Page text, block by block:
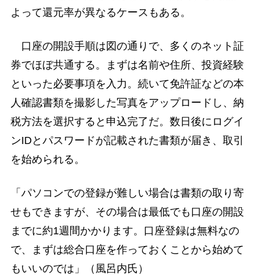
よって還元率が異なるケースもある。
口座の開設手順は図の通りで、多くのネット証
券でほぼ共通する。まずは名前や住所、投資経験
といった必要事項を入力。続いて免許証などの本
人確認書類を撮影した写真をアップロードし、納
税方法を選択すると申込完了だ。数日後にログイ
ンIDとパスワードが記載された書類が届き、取引
を始められる。
「パソコンでの登録が難しい場合は書類の取り寄
せもできますが、その場合は最低でも口座の開設
までに約1週間かかります。口座登録は無料なの
で、まずは総合口座を作っておくことから始めて
もいいのでは」（風呂内氏）